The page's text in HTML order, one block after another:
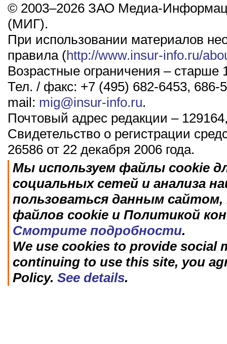
© 2003–2026 ЗАО Медиа-
(МИГ).
При использовании материалов
правила (http://www.insur-info.ru/
Возрастные ограничения – старше
Тел. / факс: +7 (495) 682-6453, 686-
mail: mig@insur-info.ru.
Почтовый адрес редакции –
Свидетельство о регистрации
26586 от 22 декабря 2006 года.
Мы используем файлы cookie
социальных сетей и анализа
пользоваться данным
файлов cookie и Политикой
Смотрите подробности.
We use cookies to provide social
continuing to use this site, you
Policy. See details.